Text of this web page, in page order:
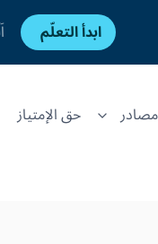
ابدأ التعلّم
مصادر حق الإمتياز